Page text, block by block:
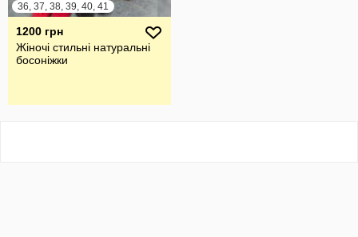
36, 37, 38, 39, 40, 41
1200 грн
Жіночі стильні натуральні
босоніжки